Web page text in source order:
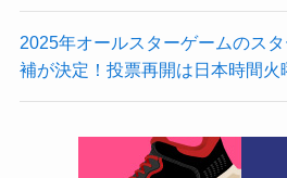
2025年オールスターゲームのス
補が決定！投票再開は日本時間火